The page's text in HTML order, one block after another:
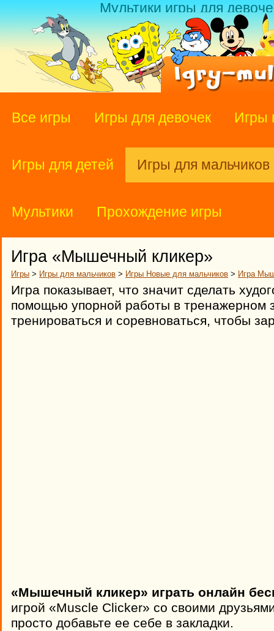
Мультики игры для
Все игры Игры для девочек Игры
Игры для детей Игры для мальчиков
Мультики Прохождение игры
Игра «Мышечный кликер»
Игры > Игры для мальчиков > Игры Новые для мальчиков > Игра
Игра показывает, что значит сделать
помощью упорной работы в тренажерном
тренироваться и соревноваться, чтобы
«Мышечный кликер» играть онлайн
игрой «Muscle Clicker» со своими
просто добавьте ее себе в закладки.